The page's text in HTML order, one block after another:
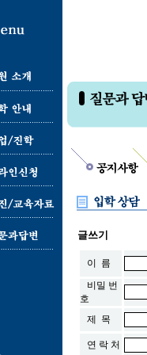
글쓰기
이 름
비밀 번
호
제 목
연 락 처